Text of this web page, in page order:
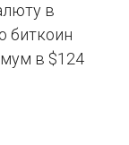
в
биткоин
в $124